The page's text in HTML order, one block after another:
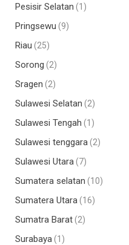
Pesisir Selatan (1)
Pringsewu (9)
Riau (25)
Sorong (2)
Sragen (2)
Sulawesi Selatan (2)
Sulawesi Tengah (1)
Sulawesi tenggara (2)
Sulawesi Utara (7)
Sumatera selatan (10)
Sumatera Utara (16)
Sumatra Barat(2)
Surabaya (1)